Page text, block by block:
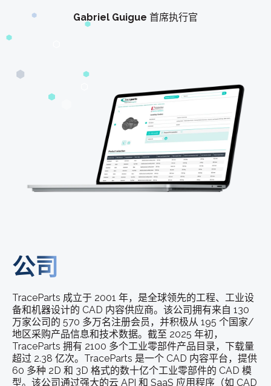
Gabriel Guigue 首席执行官
公司
TraceParts 成立于 2001 年，是全球领先的工程、工业设
备和机器设计的 CAD 内容供应商。该公司拥有来自 130
万家公司的 570 多万名注册会员，并积极从 195 个国家/
地区采购产品信息和技术数据。截至 2025 年初，
TraceParts 拥有 2100 多个工业零部件产品目录，下载量
超过 2.38 亿次。TraceParts 是一个 CAD 内容平台，提供
60 多种 2D 和 3D 格式的数十亿个工业零部件的 CAD 模
型。该公司通过强大的云 API 和 SaaS 应用程序（如 CAD